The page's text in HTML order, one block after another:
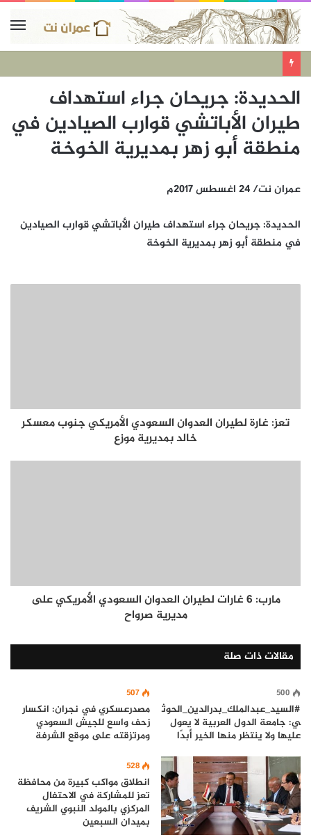
الحديدة: جريحان جراء استهداف
طيران الأباتشي قوارب الصيادين في
منطقة أبو زهر بمديرية الخوخة
عمران نت/ 24 اغسطس 2017م
الحديدة: جريحان جراء استهداف طيران الأباتشي قوارب الصيادين
في منطقة أبو زهر بمديرية الخوخة
تعز: غارة لطيران العدوان السعودي الأمريكي جنوب معسكر
خالد بمديرية موزع
مارب: 6 غارات لطيران العدوان السعودي الأمريكي على
مديرية صرواح
مقالات ذات صلة
500
#السيد_عبدالملك_بدرالدين_الحوث
ي: جامعة الدول العربية لا يعول
عليها ولا ينتظر منها الخير أبدًا
507
مصدرعسكري في نجران: انكسار
زحف واسع للجيش السعودي
ومرتزقته على موقع الشرفة
528
انطلاق مواكب كبيرة من محافظة
تعز للمشاركة في الاحتفال
المركزي بالمولد النبوي الشريف
بميدان السبعين